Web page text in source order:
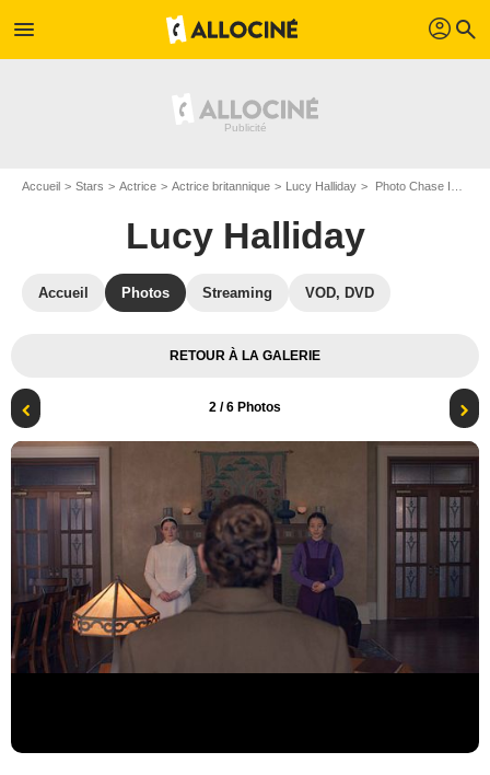
menu profil search
Accueil Stars Actrice Actrice britannique Lucy Halliday Photo Chase Infiniti, Lucy Halliday
Lucy Halliday
Accueil Photos Streaming VOD, DVD
RETOUR À LA GALERIE
2 / 6 Photos